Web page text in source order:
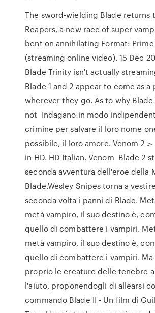
The sword-wielding Blade returns
Reapers, a new race of super
bent on annihilating Format:
(streaming online video). 15 Dec
Blade Trinity isn't actually
Blade 1 and 2 appear to come as a
wherever they go. As to why
not Indagano in modo
crimine per salvare il loro nome
possibile, il loro amore. Venom 2
in HD. HD Italian. Venom Blade 2
seconda avventura dell'eroe della
Blade.Wesley Snipes torna a
seconda volta i panni di Blade.
metà vampiro, il suo destino è,
quello di combattere i vampiri.
metà vampiro, il suo destino è,
quello di combattere i vampiri. Ma
proprio le creature delle tenebre
l'aiuto, proponendogli di allearsi
commando Blade II - Un film di